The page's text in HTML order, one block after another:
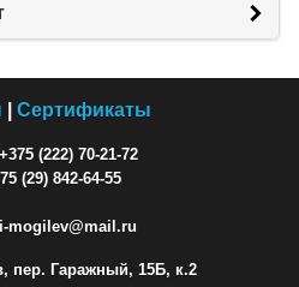
Сертификаты
(222) 70-21-72
(29) 842-64-55
mogilev@mail.ru
пер. Гаражный, 15Б, к.2